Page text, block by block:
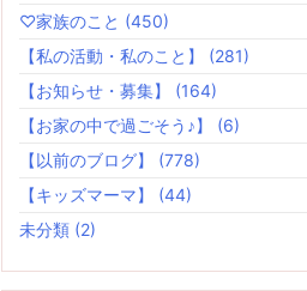
♡家族のこと (450)
【私の活動・私のこと】 (281)
【お知らせ・募集】 (164)
【お家の中で過ごそう♪】 (6)
【以前のブログ】 (778)
【キッズマーマ】 (44)
未分類 (2)